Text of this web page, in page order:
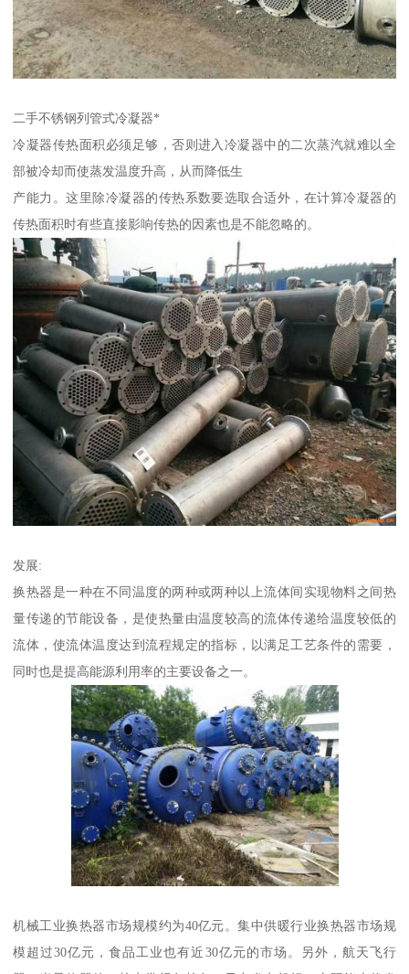
二手不锈钢列管式冷凝器*
冷凝器传热面积必须足够，否则进入冷凝器中的二次蒸汽就难以全
部被冷却而使蒸发温度升高，从而降低生
产能力。这里除冷凝器的传热系数要选取合适外，在计算冷凝器的
传热面积时有些直接影响传热的因素也是不能忽略的。
发展:
换热器是一种在不同温度的两种或两种以上流体间实现物料之间热
量传递的节能设备，是使热量由温度较高的流体传递给温度较低的
流体，使流体温度达到流程规定的指标，以满足工艺条件的需要，
同时也是提高能源利用率的主要设备之一。
机械工业换热器市场规模约为40亿元。集中供暖行业换热器市场规
模超过30亿元，食品工业也有近30亿元的市场。另外，航天飞行